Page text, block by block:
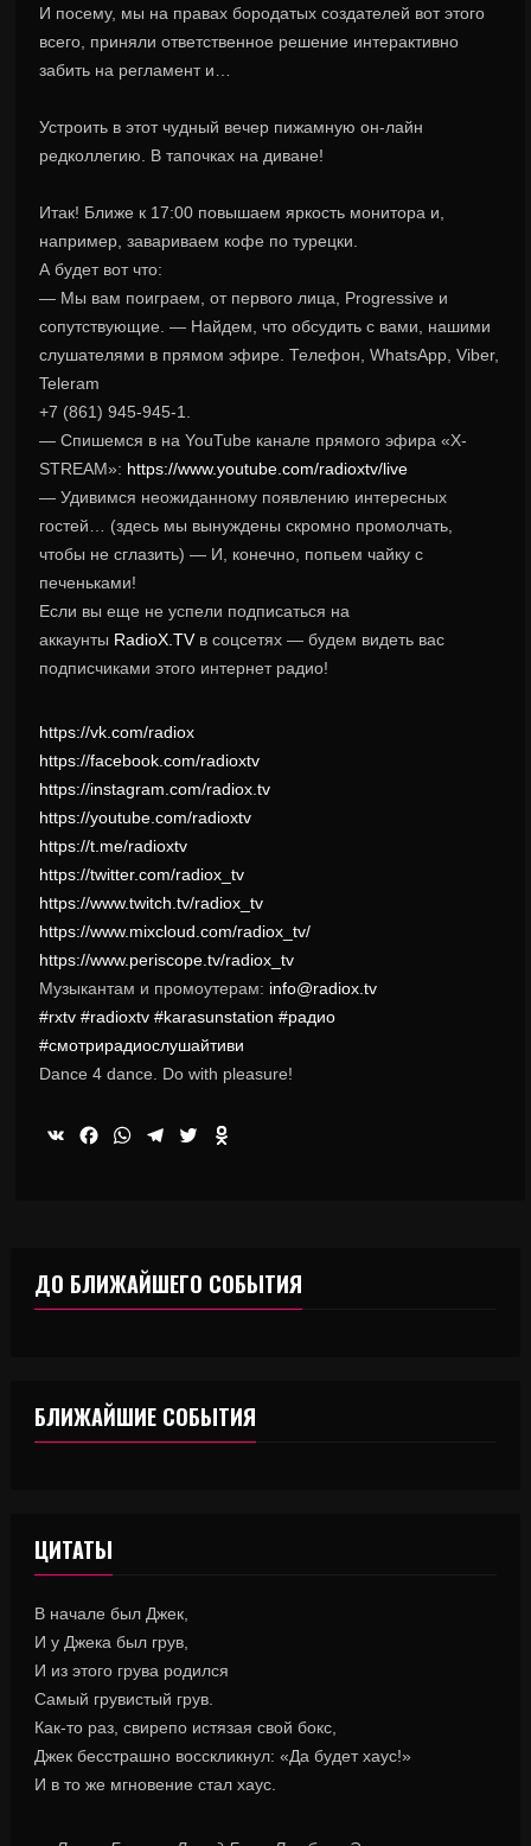
И посему, мы на правах бородатых создателей вот этого
всего, приняли ответственное решение интерактивно
забить на регламент и…
Устроить в этот чудный вечер пижамную он-лайн
редколлегию. В тапочках на диване!
Итак! Ближе к 17:00 повышаем яркость монитора и,
например, завариваем кофе по турецки.
А будет вот что:
— Мы вам поиграем, от первого лица, Progressive и
сопутствующие. — Найдем, что обсудить с вами, нашими
слушателями в прямом эфире. Телефон, WhatsApp, Viber,
Teleram
+7 (861) 945-945-1.
— Спишемся в на YouTube канале прямого эфира «X-
STREAM»: https://www.youtube.com/radioxtv/live
— Удивимся неожиданному появлению интересных
гостей… (здесь мы вынуждены скромно промолчать,
чтобы не сглазить) — И, конечно, попьем чайку с
печеньками!
Если вы еще не успели подписаться на
аккаунты RadioX.TVв соцсетях — будем видеть вас
подписчиками этого интернет радио!
https://vk.com/radiox
https://facebook.com/radioxtv
https://instagram.com/radiox.tv
https://youtube.com/radioxtv
https://t.me/radioxtv
https://twitter.com/radiox_tv
https://www.twitch.tv/radiox_tv
https://www.mixcloud.com/radiox_tv/
https://www.periscope.tv/radiox_tv
Музыкантам и промоутерам: info@radiox.tv
#rxtv #radioxtv #karasunstation #радио
#смотрирадиослушайтиви
Dance 4 dance. Do with pleasure!
VK Facebook
WhatsApp
Telegram
Twitter
ДО БЛИЖАЙШЕГО СОБЫТИЯ
БЛИЖАЙШИЕ СОБЫТИЯ
ЦИТАТЫ
В начале был Джек,
И у Джека был грув,
И из этого грува родился
Самый грувистый грув.
Как-то раз, свирепо истязая свой бокс,
Джек бесстрашно восскликнул: «Да будет хаус!»
И в то же мгновение стал хаус.